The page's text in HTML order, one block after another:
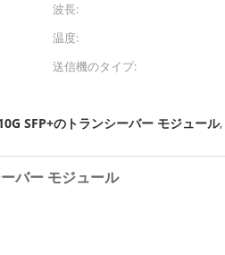
波長:
温度:
送信機のタイプ:
SFP+のトランシーバー モジュール,
バー モジュール